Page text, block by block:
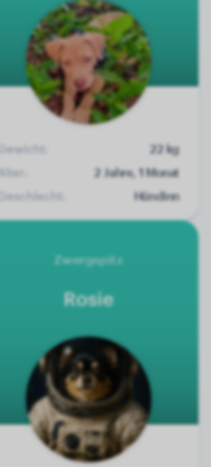
Gewicht:
22 kg
Alter:
2 Jahre, 1 Monat
Geschlecht:
Hündinn
Zwergspitz
Rosie